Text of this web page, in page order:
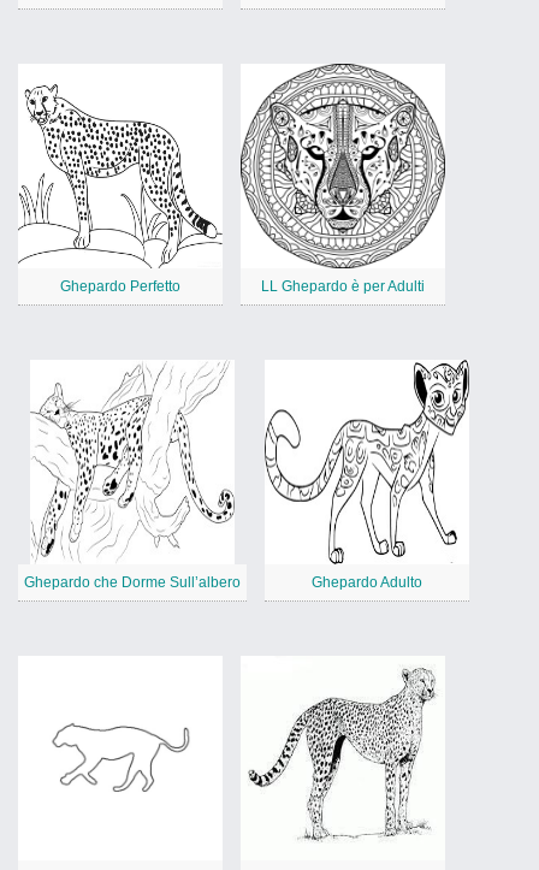
Ghepardo Perfetto LL Ghepardo è per Adulti
Ghepardo che Dorme Sull’albero Ghepardo Adulto